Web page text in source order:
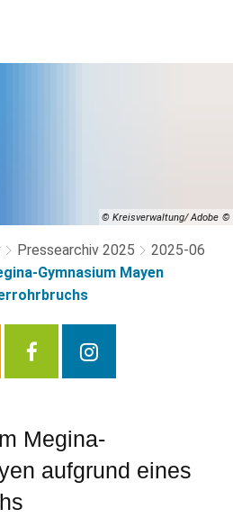
© Kreisverwaltung/ Adobe
Pressearchiv 2025
2025-06
Gymnasium Mayen
Megina-
aufgrund eines